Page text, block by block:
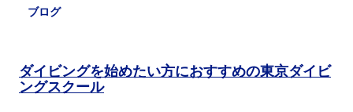
ブログ
ダイビングを始めたい方におすすめの東京ダイビ
ングスクール